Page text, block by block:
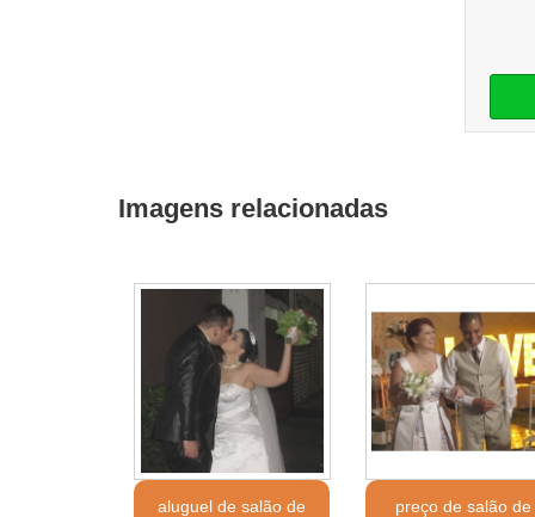
Imagens relacionadas
aluguel de salão de
preço de salão de